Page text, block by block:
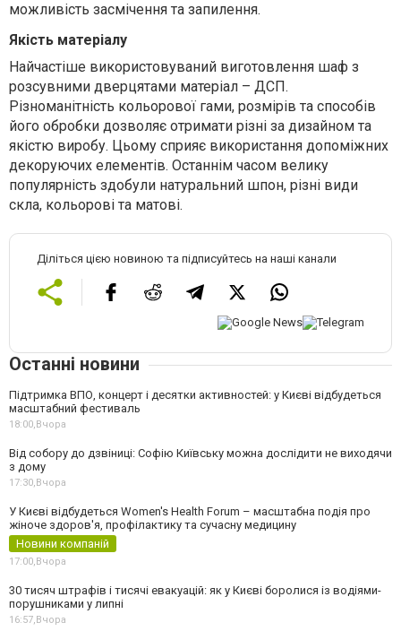
можливість засмічення та запилення.
Якість матеріалу
Найчастіше використовуваний виготовлення шаф з
розсувними дверцятами матеріал – ДСП.
Різноманітність кольорової гами, розмірів та способів
його обробки дозволяє отримати різні за дизайном та
якістю виробу. Цьому сприяє використання допоміжних
декоруючих елементів. Останнім часом велику
популярність здобули натуральний шпон, різні види
скла, кольорові та матові.
Діліться цією новиною та підписуйтесь на наші канали
Останні новини
Підтримка ВПО, концерт і десятки активностей: у Києві відбудеться
масштабний фестиваль
18:00,Вчора
Від собору до дзвіниці: Софію Київську можна дослідити не виходячи
з дому
17:30,Вчора
У Києві відбудеться Women's Health Forum – масштабна подія про
жіноче здоров'я, профілактику та сучасну медицину
Новини компаній
17:00,Вчора
30 тисяч штрафів і тисячі евакуацій: як у Києві боролися із водіями-
порушниками у липні
16:57,Вчора